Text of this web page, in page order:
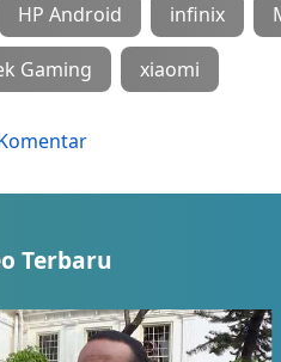
HP Android infinix
Gaming xiaomi
Terbaru